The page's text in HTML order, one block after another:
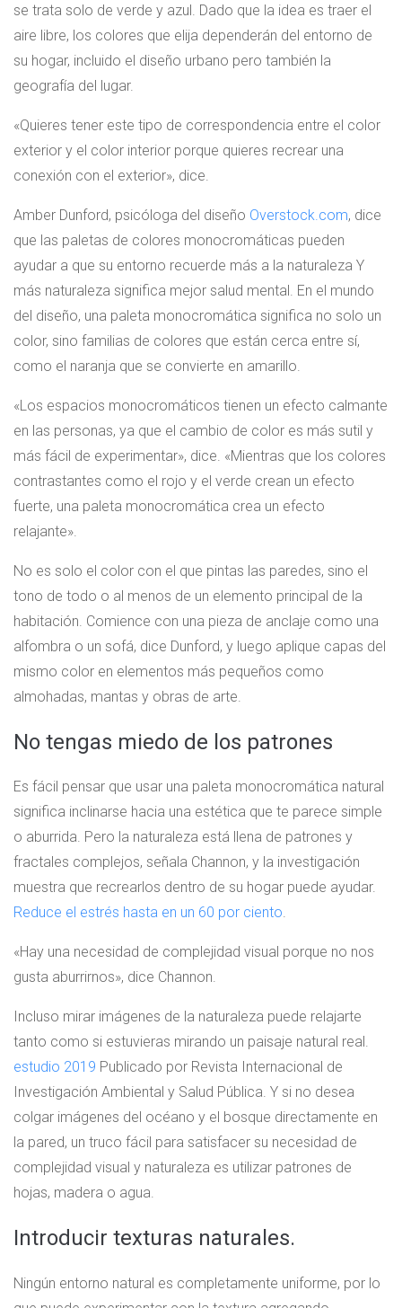
se trata solo de verde y azul. Dado que la idea es traer el
aire libre, los colores que elija dependerán del entorno de
su hogar, incluido el diseño urbano pero también la
geografía del lugar.
«Quieres tener este tipo de correspondencia entre el color
exterior y el color interior porque quieres recrear una
conexión con el exterior», dice.
Amber Dunford, psicóloga del diseño Overstock.com, dice
que las paletas de colores monocromáticas pueden
ayudar a que su entorno recuerde más a la naturaleza Y
más naturaleza significa mejor salud mental. En el mundo
del diseño, una paleta monocromática significa no solo un
color, sino familias de colores que están cerca entre sí,
como el naranja que se convierte en amarillo.
«Los espacios monocromáticos tienen un efecto calmante
en las personas, ya que el cambio de color es más sutil y
más fácil de experimentar», dice. «Mientras que los colores
contrastantes como el rojo y el verde crean un efecto
fuerte, una paleta monocromática crea un efecto
relajante».
No es solo el color con el que pintas las paredes, sino el
tono de todo o al menos de un elemento principal de la
habitación. Comience con una pieza de anclaje como una
alfombra o un sofá, dice Dunford, y luego aplique capas del
mismo color en elementos más pequeños como
almohadas, mantas y obras de arte.
No tengas miedo de los patrones
Es fácil pensar que usar una paleta monocromática natural
significa inclinarse hacia una estética que te parece simple
o aburrida. Pero la naturaleza está llena de patrones y
fractales complejos, señala Channon, y la investigación
muestra que recrearlos dentro de su hogar puede ayudar.
Reduce el estrés hasta en un 60 por ciento.
«Hay una necesidad de complejidad visual porque no nos
gusta aburrirnos», dice Channon.
Incluso mirar imágenes de la naturaleza puede relajarte
tanto como si estuvieras mirando un paisaje natural real.
estudio 2019 Publicado por Revista Internacional de
Investigación Ambiental y Salud Pública. Y si no desea
colgar imágenes del océano y el bosque directamente en
la pared, un truco fácil para satisfacer su necesidad de
complejidad visual y naturaleza es utilizar patrones de
hojas, madera o agua.
Introducir texturas naturales.
Ningún entorno natural es completamente uniforme, por lo